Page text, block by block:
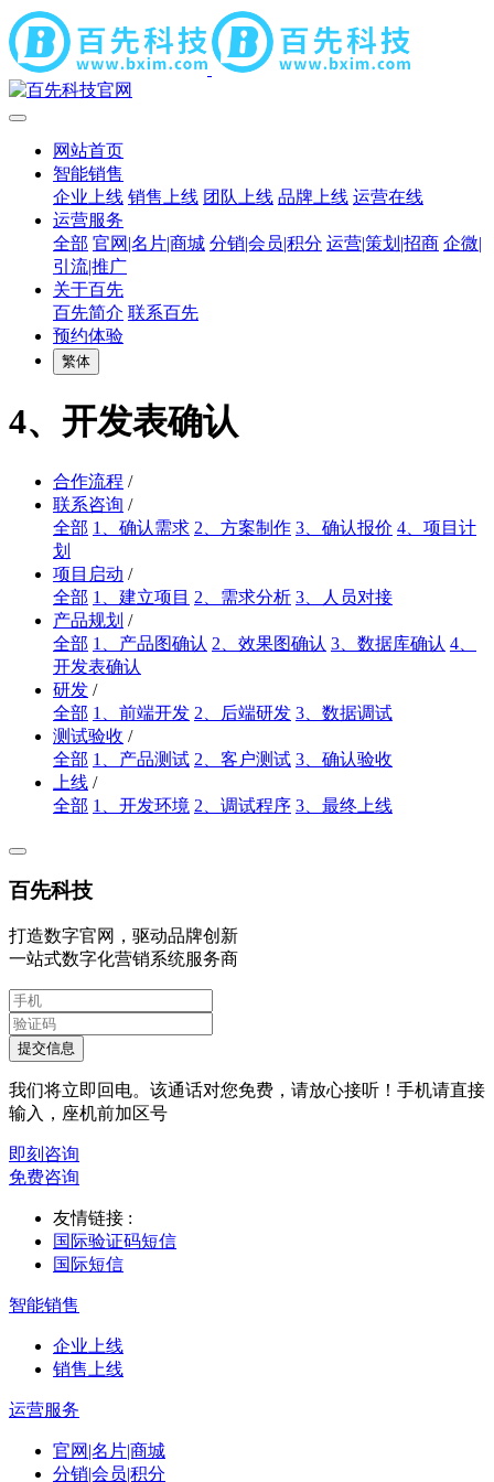
网站首页
智能销售
企业上线 销售上线 团队上线 品牌上线 运营在线
运营服务
全部 官网|名片|商城 分销|会员|积分 运营|策划|招商 企微|
引流|推广
关于百先
百先简介 联系百先
预约体验
繁体
4、开发表确认
合作流程 /
联系咨询 /
全部 1、确认需求 2、方案制作 3、确认报价 4、项目计
划
项目启动 /
全部 1、建立项目 2、需求分析 3、人员对接
产品规划 /
全部 1、产品图确认 2、效果图确认 3、数据库确认 4、
开发表确认
研发 /
全部 1、前端开发 2、后端研发 3、数据调试
测试验收 /
全部 1、产品测试 2、客户测试 3、确认验收
上线 /
全部 1、开发环境 2、调试程序 3、最终上线
百先科技
打造数字官网，驱动品牌创新
一站式数字化营销系统服务商
提交信息
我们将立即回电。该通话对您免费，请放心接听！手机请直接
输入，座机前加区号
即刻咨询
免费咨询
友情链接 :
国际验证码短信
国际短信
智能销售
企业上线
销售上线
运营服务
官网|名片|商城
分销|会员|积分